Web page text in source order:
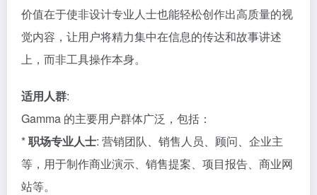
价值在于使非设计专业人士也能轻松创作出高质量的视
觉内容，让用户将精力集中在信息的传达和故事讲述
上，而非工具操作本身。
适用人群:
Gamma 的主要用户群体广泛，包括：
*职场专业人士: 营销团队、销售人员、顾问、企业主
等，用于制作商业演示、销售提案、项目报告、商业网
站等。